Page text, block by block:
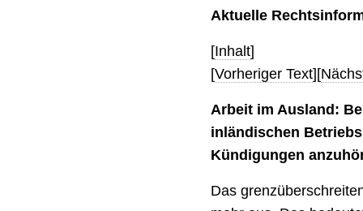
Aktuelle
[Inhalt]
[Vorheriger Text][
Arbeit im Ausland:
inländischen
Kündigungen
Das